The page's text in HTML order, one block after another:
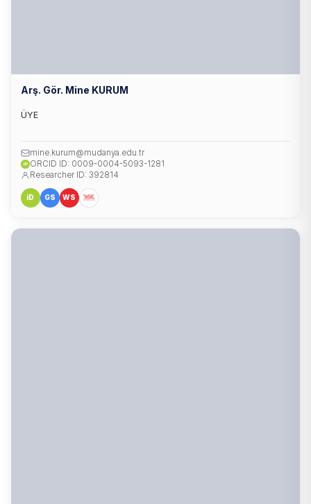
Arş. Gör. Mine KURUM
ÜYE
mine.kurum@mudanya.edu.tr
iD ORCID ID: 0009-0004-5093-1281
Researcher ID: 392814
iD GS WS